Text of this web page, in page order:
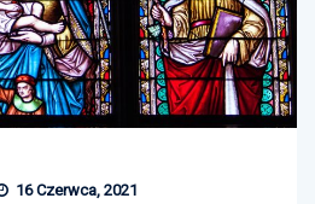
16 Czerwca, 2021